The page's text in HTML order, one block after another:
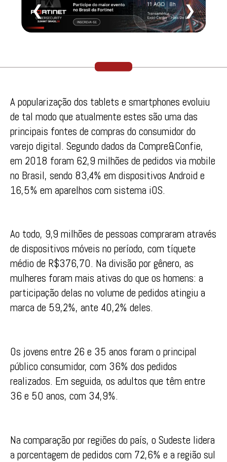
❮ ❯
A popularização dos tablets e smartphones evoluiu
de tal modo que atualmente estes são uma das
principais fontes de compras do consumidor do
varejo digital. Segundo dados da Compre&Confie,
em 2018 foram 62,9 milhões de pedidos via mobile
no Brasil, sendo 83,4% em dispositivos Android e
16,5% em aparelhos com sistema iOS.
Ao todo, 9,9 milhões de pessoas compraram através
de dispositivos móveis no período, com tíquete
médio de R$376,70. Na divisão por gênero, as
mulheres foram mais ativas do que os homens: a
participação delas no volume de pedidos atingiu a
marca de 59,2%, ante 40,2% deles.
Os jovens entre 26 e 35 anos foram o principal
público consumidor, com 36% dos pedidos
realizados. Em seguida, os adultos que têm entre
36 e 50 anos, com 34,9%.
Na comparação por regiões do país, o Sudeste lidera
a porcentagem de pedidos com 72,6% e a região sul